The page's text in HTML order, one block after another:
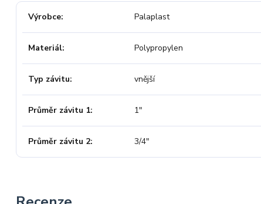
Výrobce Palaplast
Materiál Polypropylen
Typ závitu vnější
Průměr závitu 1 1"
Průměr závitu 2 3/4"